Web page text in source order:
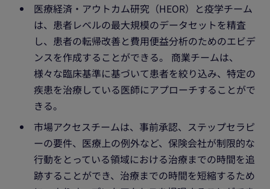
医療経済・アウトカム研究（HEOR）と疫学チーム
は、患者レベルの最大規模のデータセットを精査
し、患者の転帰改善と費用便益分析のためのエビデ
ンスを作成することができる。 商業チームは、
様々な臨床基準に基づいて患者を絞り込み、特定の
疾患を治療している医師にアプローチすることがで
きる。
市場アクセスチームは、事前承認、ステップセラピ
ーの要件、医療上の例外など、保険会社が制限的な
行動をとっている領域における治療までの時間を追
跡することができ、治療までの時間を短縮するため